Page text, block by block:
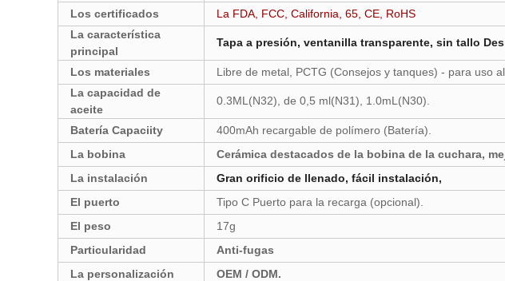
Los certificados
La FDA, FCC, California, 65, CE, RoHS
La característica
principal
Tapa a presión, ventanilla transparente, sin tallo
Los materiales
Libre de metal, PCTG (Consejos y tanques) - para uso
La capacidad de
aceite
0.3ML(N32), de 0,5 ml(N31), 1.0mL(N30).
Batería Capaciity
400mAh recargable de polímero (Batería).
La bobina
Cerámica destacados de la bobina de la cuchara,
La instalación
Gran orificio de llenado, fácil instalación,
El puerto
Tipo C Puerto para la recarga (opcional).
El peso
17g
Particularidad
Anti-fugas
La personalización
OEM / ODM.